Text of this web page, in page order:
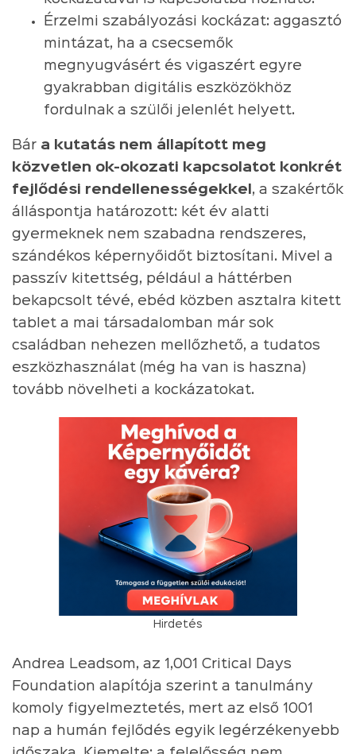
Érzelmi szabályozási kockázat: aggasztó
mintázat, ha a csecsemők
megnyugvásért és vigaszért egyre
gyakrabban digitális eszközökhöz
fordulnak a szülői jelenlét helyett.
Bár a kutatás nem állapított meg
közvetlen ok-okozati kapcsolatot konkrét
fejlődési rendellenességekkel , a szakértők
álláspontja határozott: két év alatti
gyermeknek nem szabadna rendszeres,
szándékos képernyőidőt biztosítani. Mivel a
passzív kitettség, például a háttérben
bekapcsolt tévé, ebéd közben asztalra kitett
tablet a mai társadalomban már sok
családban nehezen mellőzhető, a tudatos
eszközhasználat (még ha van is haszna)
tovább növelheti a kockázatokat.
Hirdetés
Andrea Leadsom, az 1,001 Critical Days
Foundation alapítója szerint a tanulmány
komoly figyelmeztetés, mert az első 1001
nap a humán fejlődés egyik legérzékenyebb